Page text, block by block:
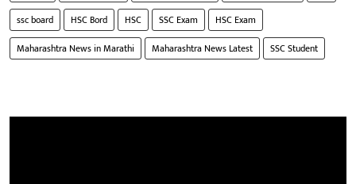
ssc board
HSC Bord HSC SSC Exam
HSC Exam
Maharashtra News in Marathi
Maharashtra News Latest SSC Student